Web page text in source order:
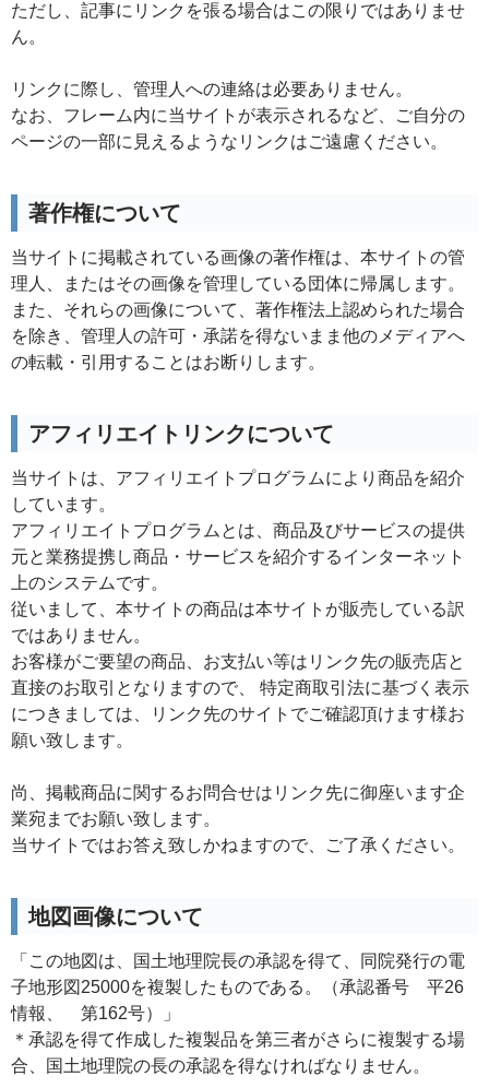
ただし、記事にリンクを張る場合はこの限りではありませ
ん。
リンクに際し、管理人への連絡は必要ありません。
なお、フレーム内に当サイトが表示されるなど、ご自分の
ページの一部に見えるようなリンクはご遠慮ください。
著作権について
当サイトに掲載されている画像の著作権は、本サイトの管
理人、またはその画像を管理している団体に帰属します。
また、それらの画像について、著作権法上認められた場合
を除き、管理人の許可・承諾を得ないまま他のメディアへ
の転載・引用することはお断りします。
アフィリエイトリンクについて
当サイトは、アフィリエイトプログラムにより商品を紹介
しています。
アフィリエイトプログラムとは、商品及びサービスの提供
元と業務提携し商品・サービスを紹介するインターネット
上のシステムです。
従いまして、本サイトの商品は本サイトが販売している訳
ではありません。
お客様がご要望の商品、お支払い等はリンク先の販売店と
直接のお取引となりますので、 特定商取引法に基づく表示
につきましては、リンク先のサイトでご確認頂けます様お
願い致します。
尚、掲載商品に関するお問合せはリンク先に御座います企
業宛までお願い致します。
当サイトではお答え致しかねますので、ご了承ください。
地図画像について
「この地図は、国土地理院長の承認を得て、同院発行の電
子地形図25000を複製したものである。（承認番号 平26
情報、 第162号）」
＊承認を得て作成した複製品を第三者がさらに複製する場
合、国土地理院の長の承認を得なければなりません。